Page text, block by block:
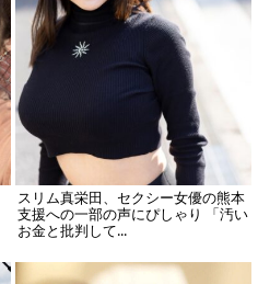
スリム真栄田、セクシー女優の熊本
支援への一部の声にぴしゃり 「汚い
お金と批判して...